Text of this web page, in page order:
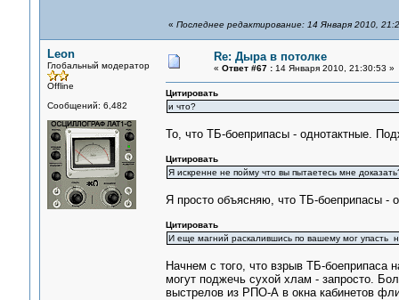
« Последнее редактирование: 14 Января 2010,
Leon
Глобальный модератор
Offline
Сообщений: 6,482
Re: Дыра в потолке
« Ответ #67 :14 Января 2010, 21:30:53 »
Цитировать
и что?
То, что ТБ-боеприпасы - однотактные.
Цитировать
Я искренне не пойму что вы пытаетесь мне
Я просто объясняю, что ТБ-боеприпасы -
Цитировать
И еще магний раскалившись по вашему мог упасть
Начнем с того, что взрыв ТБ-
могут поджечь сухой хлам - запросто.
выстрелов из РПО-А в окна кабинетов